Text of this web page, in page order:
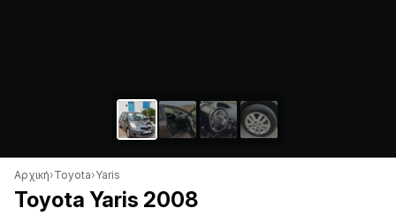
Αρχική›Toyota›Yaris
Toyota Yaris 2008